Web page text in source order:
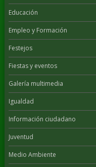
Educación
Empleo y Formación
Festejos
Fiestas y eventos
Galería multimedia
Igualdad
Información ciudadano
Juventud
Medio Ambiente